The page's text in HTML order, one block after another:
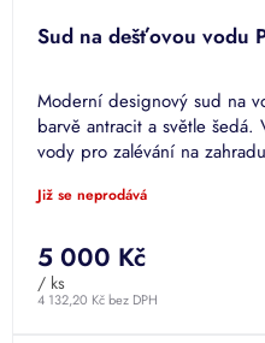
Sud na dešťovou vodu
Moderní designový sud na
barvě antracit a světle
vody pro zalévání na
Již se neprodává
4 132,20 Kč bez DPH
5 000 Kč
/ ks